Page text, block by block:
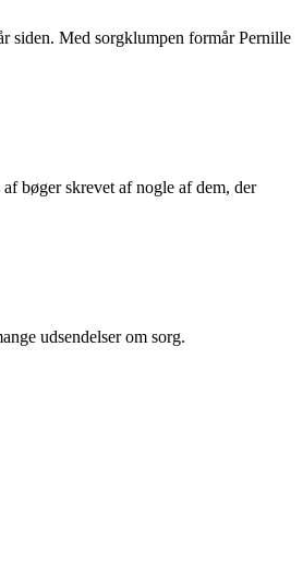
siden. Med sorgklumpen formår Pernille
bøger skrevet af nogle af dem, der
udsendelser om sorg.